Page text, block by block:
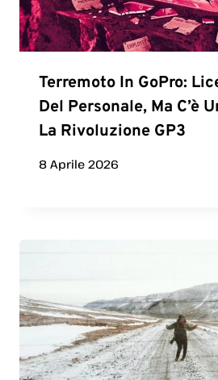
Terremoto In GoPro:
Del Personale, Ma C’è
La Rivoluzione GP3
8 Aprile 2026